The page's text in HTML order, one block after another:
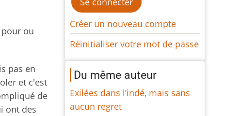
ou
pas en
et c'est
de
ont des
Créer un nouveau compte
Réinitialiser votre mot de passe
Du même auteur
Exilées dans l’indé, mais sans
aucun regret